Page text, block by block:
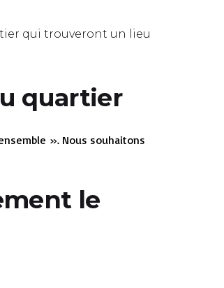
qui trouveront un lieu
quartier
». Nous souhaitons
le